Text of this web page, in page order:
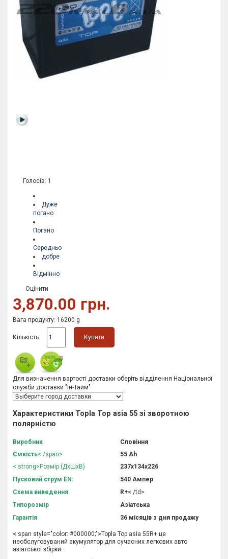
Голосів: 1
Дуже
погано
Погано
Середньо
добре
Відмінно
Оцінити
3,870.00 грн.
Вага продукту: 16200 g
Кількість: Купити
Для визначення вартості доставки оберіть відділення Національної
служби доставки "Ін-Тайм"
Характеристики Topla Top asia 55 зі зворотною
полярністю
Виробник
Словіння
Ємкість< /span>
55 Аh
< strong>Розмір (ДхШхВ)
237х134х226
Пусковий струм EN:
540 Ампер
Схема виведення
R+< /td>
Типорозмір
Азіатська
Гарантія
36 місяців з дня продажу
< span style="color: #000000;">Topla Top asia 55R+ це
необслуговуваний акумулятор для сучасних легкових авто
азіатської збірки.